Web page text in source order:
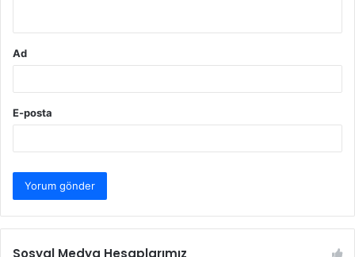
Ad
E-posta
Sosyal Medya Hesaplarımız